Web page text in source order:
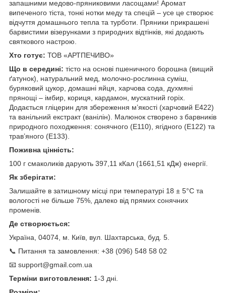
запашними медово-пряниковими ласощами! Аромат
випеченого тіста, тонкі нотки меду та спецій – усе це створює
відчуття домашнього тепла та турботи. Пряники прикрашені
барвистими візерунками з природних відтінків, які додають
святкового настрою.
Хто готує: ТОВ «АРТПЕЧИВО»
Що в середині: тісто на основі пшеничного борошна (вищий
ґатунок), натуральний мед, молочно-рослинна суміш,
буряковий цукор, домашні яйця, харчова сода, духмяні
прянощі – імбир, кориця, кардамон, мускатний горіх.
Додається гліцерин для збереження м’якості (харчовий E422)
та ванільний екстракт (ванілін). Малюнок створено з барвників
природного походження: сонячного (E110), ягідного (E122) та
трав’яного (E133).
Поживна цінність:
100 г смаколиків дарують 397,11 кКал (1661,51 кДж) енергії.
Як зберігати:
Залишайте в затишному місці при температурі 18 ± 5°C та
вологості не більше 75%, далеко від прямих сонячних
променів.
Де створюється:
Україна, 04074, м. Київ, вул. Шахтарська, буд. 5.
📞 Питання та замовлення: +38 (096) 548 58 02
📧 support@gmail.com.ua
Терміни виготовлення: 1-3 дні.